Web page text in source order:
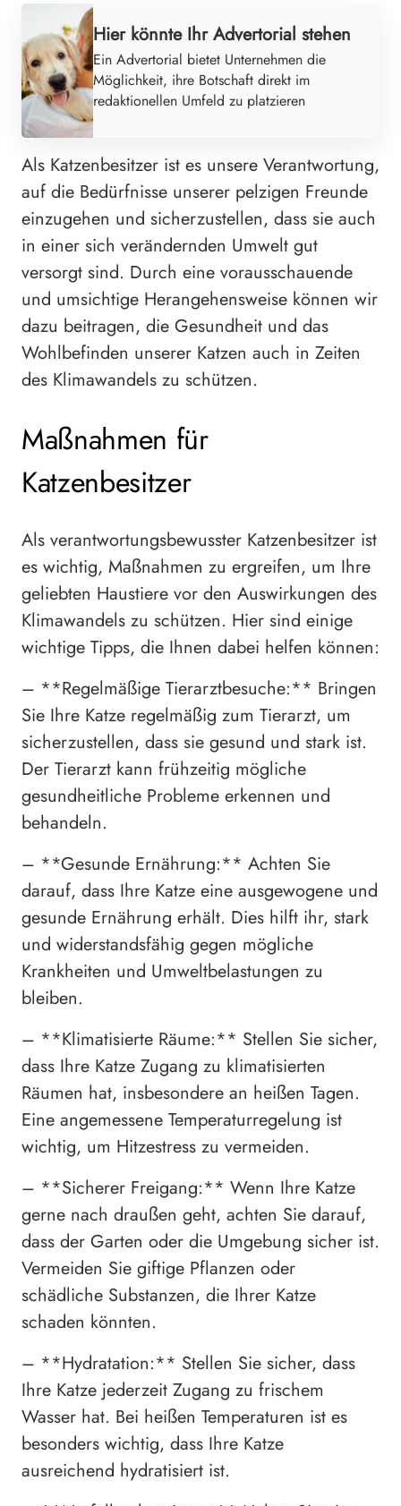
Hier könnte Ihr Advertorial stehen
Ein Advertorial bietet Unternehmen die
Möglichkeit, ihre Botschaft direkt im
redaktionellen Umfeld zu platzieren
Als Katzenbesitzer ist es unsere Verantwortung,
auf die Bedürfnisse unserer pelzigen Freunde
einzugehen und sicherzustellen, dass sie auch
in einer sich verändernden Umwelt gut
versorgt sind. Durch eine vorausschauende
und umsichtige Herangehensweise können wir
dazu beitragen, die Gesundheit und das
Wohlbefinden unserer Katzen auch in Zeiten
des Klimawandels zu schützen.
Maßnahmen für
Katzenbesitzer
Als verantwortungsbewusster Katzenbesitzer ist
es wichtig, Maßnahmen zu ergreifen, um Ihre
geliebten Haustiere vor den Auswirkungen des
Klimawandels zu schützen. Hier sind einige
wichtige Tipps, die Ihnen dabei helfen können:
– **Regelmäßige Tierarztbesuche:** Bringen
Sie Ihre Katze regelmäßig zum Tierarzt, um
sicherzustellen, dass sie gesund und stark ist.
Der Tierarzt kann frühzeitig mögliche
gesundheitliche Probleme erkennen und
behandeln.
– **Gesunde Ernährung:** Achten Sie
darauf, dass Ihre Katze eine ausgewogene und
gesunde Ernährung erhält. Dies hilft ihr, stark
und widerstandsfähig gegen mögliche
Krankheiten und Umweltbelastungen zu
bleiben.
– **Klimatisierte Räume:** Stellen Sie sicher,
dass Ihre Katze Zugang zu klimatisierten
Räumen hat, insbesondere an heißen Tagen.
Eine angemessene Temperaturregelung ist
wichtig, um Hitzestress zu vermeiden.
– **Sicherer Freigang:** Wenn Ihre Katze
gerne nach draußen geht, achten Sie darauf,
dass der Garten oder die Umgebung sicher ist.
Vermeiden Sie giftige Pflanzen oder
schädliche Substanzen, die Ihrer Katze
schaden könnten.
– **Hydratation:** Stellen Sie sicher, dass
Ihre Katze jederzeit Zugang zu frischem
Wasser hat. Bei heißen Temperaturen ist es
besonders wichtig, dass Ihre Katze
ausreichend hydratisiert ist.